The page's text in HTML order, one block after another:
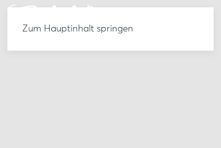
Zum Hauptinhalt springen